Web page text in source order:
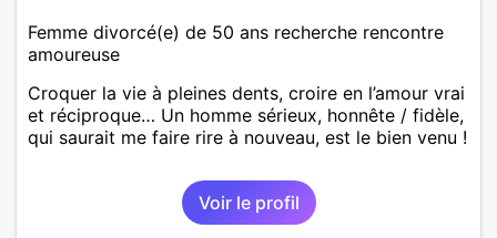
Femme divorcé(e) de 50 ans recherche rencontre
amoureuse
Croquer la vie à pleines dents, croire en l’amour vrai
et réciproque… Un homme sérieux, honnête / fidèle,
qui saurait me faire rire à nouveau, est le bien venu !
Voir le profil